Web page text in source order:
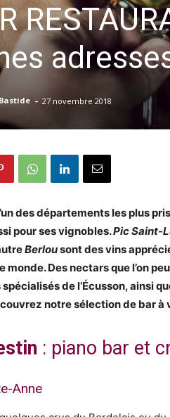
- 27 novembre 2018
des départements les plus
pour ses vignobles.Pic Saint-
Berlousont des vins
monde. Des nectars que l’on
de l’Écusson, ainsi
notre sélection de bar à
: piano bar et
Anne